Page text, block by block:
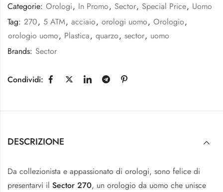
Categorie: Orologi, In Promo, Sector, Special Price, Uomo
Tag: 270, 5 ATM, acciaio, orologi uomo, Orologio,
orologio uomo, Plastica, quarzo, sector, uomo
Brands: Sector
Condividi:
DESCRIZIONE
Da collezionista e appassionato di orologi, sono felice di
presentarvi il Sector 270, un orologio da uomo che unisce